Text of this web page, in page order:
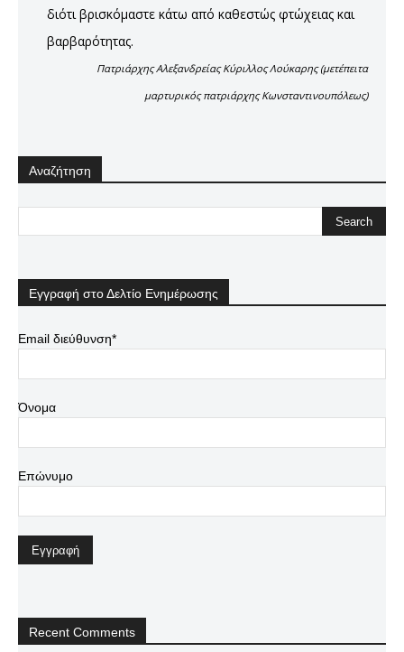
διότι βρισκόμαστε κάτω από καθεστώς φτώχειας και
βαρβαρότητας.
Πατριάρχης Αλεξανδρείας Κύριλλος Λούκαρης (μετέπειτα
μαρτυρικός πατριάρχης Κωνσταντινουπόλεως)
Αναζήτηση
Εγγραφή στο Δελτίο Ενημέρωσης
Email διεύθυνση*
Όνομα
Επώνυμο
Recent Comments